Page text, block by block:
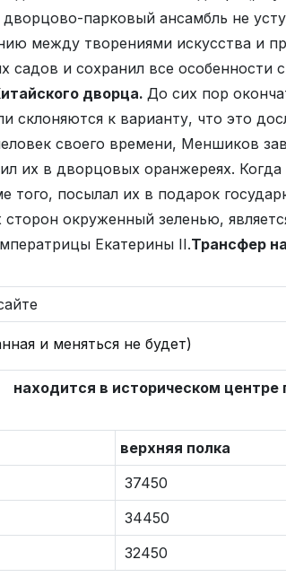
парковый ансамбль не
между творениями искусства и
садов и сохранил все особенности
дворца. До сих пор
склоняются к варианту, что это
своего времени, Меншиков
их в дворцовых оранжереях.
того, посылал их в подарок
сторон окруженный зеленью,
Екатерины II.Трансфер
и меняться не будет)
находится в историческом центре
верхняя полка
37450
34450
32450